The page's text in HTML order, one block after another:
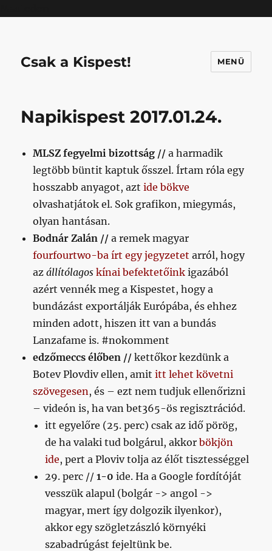
Csak a Kispest! MENÜ
Napikispest 2017.01.24.
MLSZ fegyelmi bizottság // a harmadik
legtöbb büntit kaptuk ősszel. Írtam róla egy
hosszabb anyagot, aztide bökve
olvashatjátok el. Sok grafikon, miegymás,
olyan hantásan.
Bodnár Zalán // a remek magyar
fourfourtwo-ba írt egy jegyzetet arról, hogy
azállítólagos kínai befektetőink igazából
azért vennék meg a Kispestet, hogy a
bundázást exportálják Európába, és ehhez
minden adott, hiszen itt van a bundás
Lanzafame is. #nokomment
edzőmeccs élőben //kettőkor kezdünk a
Botev Plovdiv ellen, amititt lehet követni
szövegesen, és – ezt nem tudjuk ellenőrizni
– videón is, ha van bet365-ös regisztrációd.
itt egyelőre (25. perc) csak az idő pörög,
de ha valaki tud bolgárul, akkorbökjön
ide, pert a Ploviv tolja az élőt tisztességgel
29. perc //1-0 ide. Ha a Google fordítóját
vesszük alapul (bolgár -> angol ->
magyar, mert így dolgozik ilyenkor),
akkor egy szögletzászló környéki
szabadrúgást fejeltünk be.